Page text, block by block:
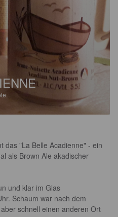
das "La Belle Acadienne" - ein
als Brown Ale akadischer
und klar im Glas
Schaum war nach dem
schnell einen anderen Ort